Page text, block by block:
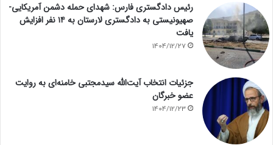
رئیس دادگستری فارس: شهدای حمله دشمن آمریکایی-
صهیونیستی به دادگستری لارستان به ۱۴ نفر افزایش
یافت
1404/12/27
جزئیات انتخاب آیت‌الله سیدمجتبی خامنه‌ای به روایت
عضو خبرگان
1404/12/23